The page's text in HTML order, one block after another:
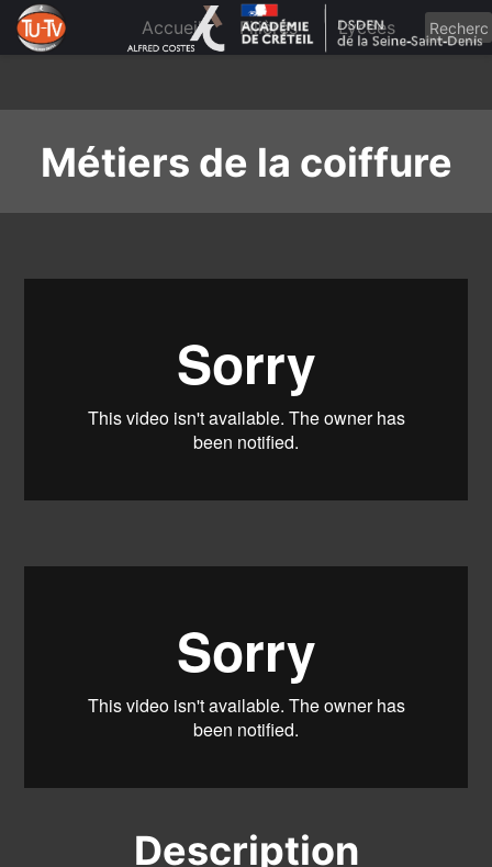
content
Accueil Filières Lycées
Métiers de la coiffure
Description